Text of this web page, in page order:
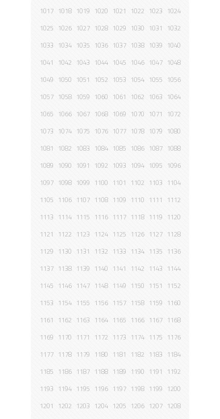
1017 1018 1019 1020 1021 1022 1023 1024
1025 1026 1027 1028 1029 1030 1031 1032
1033 1034 1035 1036 1037 1038 1039 1040
1041 1042 1043 1044 1045 1046 1047 1048
1049 1050 1051 1052 1053 1054 1055 1056
1057 1058 1059 1060 1061 1062 1063 1064
1065 1066 1067 1068 1069 1070 1071 1072
1073 1074 1075 1076 1077 1078 1079 1080
1081 1082 1083 1084 1085 1086 1087 1088
1089 1090 1091 1092 1093 1094 1095 1096
1097 1098 1099 1100 1101 1102 1103 1104
1105 1106 1107 1108 1109 1110 1111 1112
1113 1114 1115 1116 1117 1118 1119 1120
1121 1122 1123 1124 1125 1126 1127 1128
1129 1130 1131 1132 1133 1134 1135 1136
1137 1138 1139 1140 1141 1142 1143 1144
1145 1146 1147 1148 1149 1150 1151 1152
1153 1154 1155 1156 1157 1158 1159 1160
1161 1162 1163 1164 1165 1166 1167 1168
1169 1170 1171 1172 1173 1174 1175 1176
1177 1178 1179 1180 1181 1182 1183 1184
1185 1186 1187 1188 1189 1190 1191 1192
1193 1194 1195 1196 1197 1198 1199 1200
1201 1202 1203 1204 1205 1206 1207 1208